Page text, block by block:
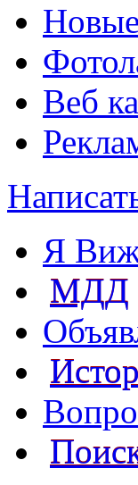
Новые
Веб
Я
МДД